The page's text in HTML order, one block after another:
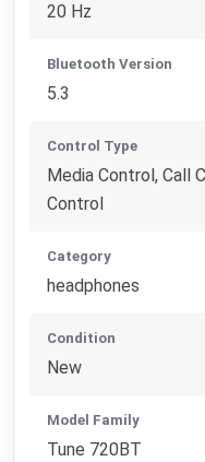
20 Hz
Bluetooth Version
5.3
Control Type
Media Control, Call
Control
Category
headphones
Condition
New
Model Family
Tune 720BT